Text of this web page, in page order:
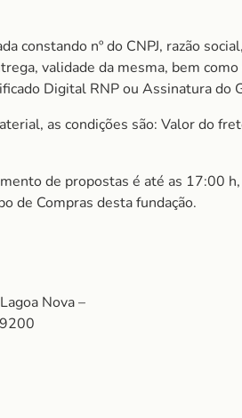
nº do CNPJ, razão
validade da mesma, bem
Digital RNP ou Assinatura do
as condições são: Valor do
de propostas é até as 17:00
de Compras desta fundação.
Nova –